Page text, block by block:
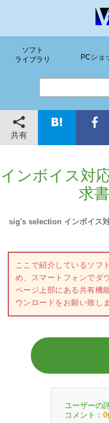
ソフト
ライブラリ
PCショ
共有
インボイス対
求
sig's selection インボイス
ここで紹介しているソフ
め、スマートフォンでダ
ページ上部にある共有機
ウンロードをお願い致し
ユーザーの
コメント： 0